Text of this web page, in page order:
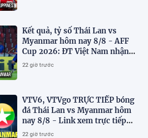
Kết quả, tỷ số Thái Lan vs
Myanmar hôm nay 8/8 - AFF
Cup 2026: ĐT Việt Nam nhận
tin vui
22 giờ trước
VTV6, VTVgo TRỰC TIẾP bóng
đá Thái Lan vs Myanmar hôm
nay 8/8 - Link xem trực tiếp
AFF Cup 2026 mới nhất
22 giờ trước